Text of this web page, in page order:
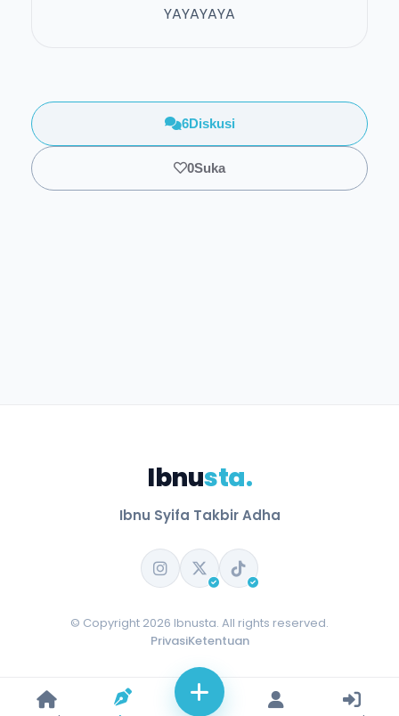
YAYAYAYA
6Diskusi
0Suka
Ibnusta.
Ibnu Syifa Takbir Adha
© Copyright 2026 Ibnusta. All rights reserved.
PrivasiKetentuan